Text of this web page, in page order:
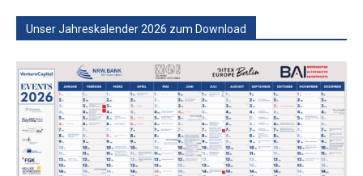
Unser Jahreskalender 2026 zum Download